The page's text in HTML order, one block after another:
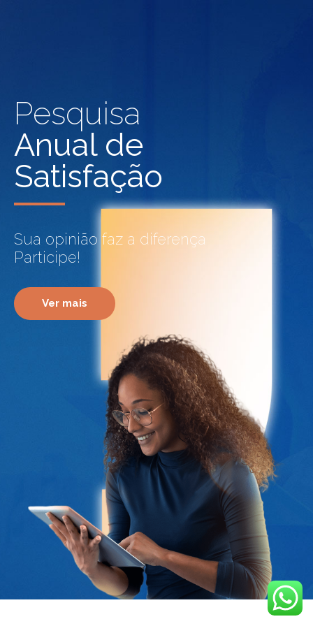
Pesquisa
Anual de
Satisfação
Sua opinião faz a diferença
Participe!
Ver mais